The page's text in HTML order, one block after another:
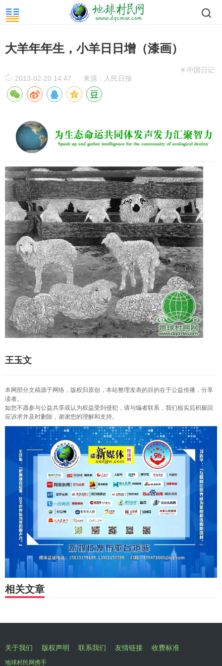
大羊年年生，小羊日日增（漆画）
# 中国日记
2013-02-20 14:47
来源：人民日报
王玉文
本网部分文稿源于网络，版权归原创，本站整理发表的目的在于公益传播，分享
读者。
如您不愿参与公益共享或认为权益受到侵犯，请与编者联系，我们核实后积极回
应诉求并及时删除，谢谢您的理解和支持。
相关文章
关于我们 版权声明 联系我们 友情链接 收费标准
地球村民网携手